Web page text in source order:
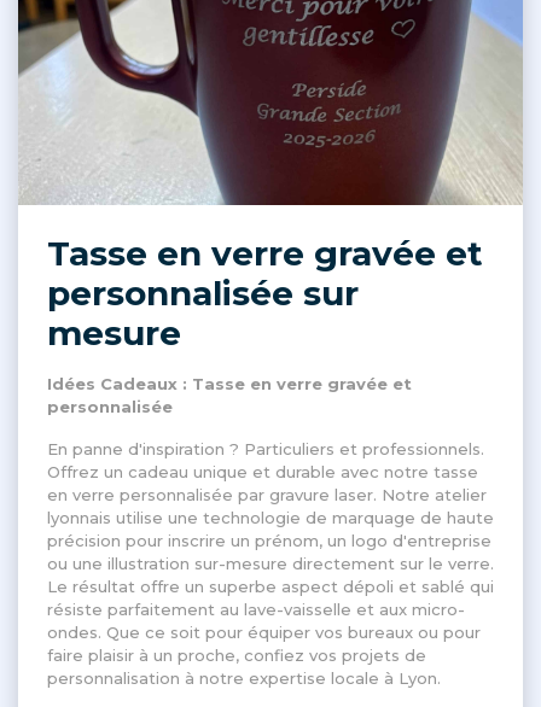
Tasse en verre gravée et
personnalisée sur
mesure
Idées Cadeaux : Tasse en verre gravée et
personnalisée
En panne d'inspiration ? Particuliers et professionnels.
Offrez un cadeau unique et durable avec notre tasse
en verre personnalisée par gravure laser. Notre atelier
lyonnais utilise une technologie de marquage de haute
précision pour inscrire un prénom, un logo d'entreprise
ou une illustration sur-mesure directement sur le verre.
Le résultat offre un superbe aspect dépoli et sablé qui
résiste parfaitement au lave-vaisselle et aux micro-
ondes. Que ce soit pour équiper vos bureaux ou pour
faire plaisir à un proche, confiez vos projets de
personnalisation à notre expertise locale à Lyon.